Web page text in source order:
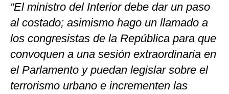
“El ministro del Interior debe dar un paso
al costado; asimismo hago un llamado a
los congresistas de la República para que
convoquen a una sesión extraordinaria en
el Parlamento y puedan legislar sobre el
terrorismo urbano e incrementen las